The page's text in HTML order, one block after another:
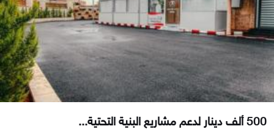
500 ألف دينار لدعم مشاريع البنية التحتية...